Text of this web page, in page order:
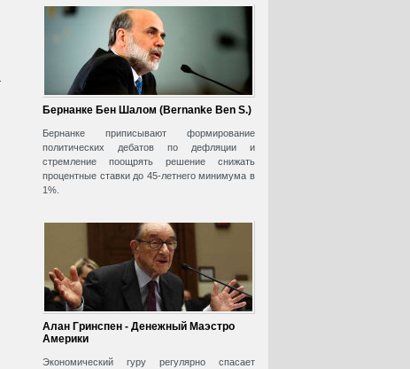
Бернанке Бен Шалом (Bernanke Ben S.)
Бернанке приписывают формирование
политических дебатов по дефляции и
стремление поощрять решение снижать
процентные ставки до 45-летнего минимума в
1%.
Алан Гринспен - Денежный Маэстро
Америки
Экономический гуру регулярно спасает